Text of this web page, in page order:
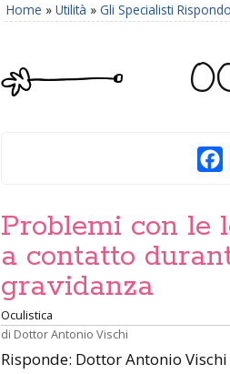
Home » Utilità » Gli Specialisti
Problemi con le
a contatto
gravidanza
Oculistica
di Dottor Antonio Vischi
Risponde: Dottor Antonio Vischi